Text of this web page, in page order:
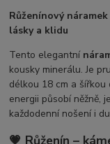
Růženínový
lásky a klidu
Tento elegantní
kousky minerálu. Je
délkou 18 cm a šířkou
energii působí něžně,
každodenní nošení i